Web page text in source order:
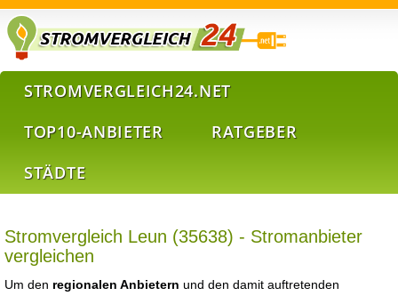
STROMVERGLEICH24.NET
TOP10-ANBIETER
RATGEBER
STÄDTE
Stromvergleich Leun (35638) - Stromanbieter
vergleichen
Um den regionalen Anbietern und den damit auftretenden